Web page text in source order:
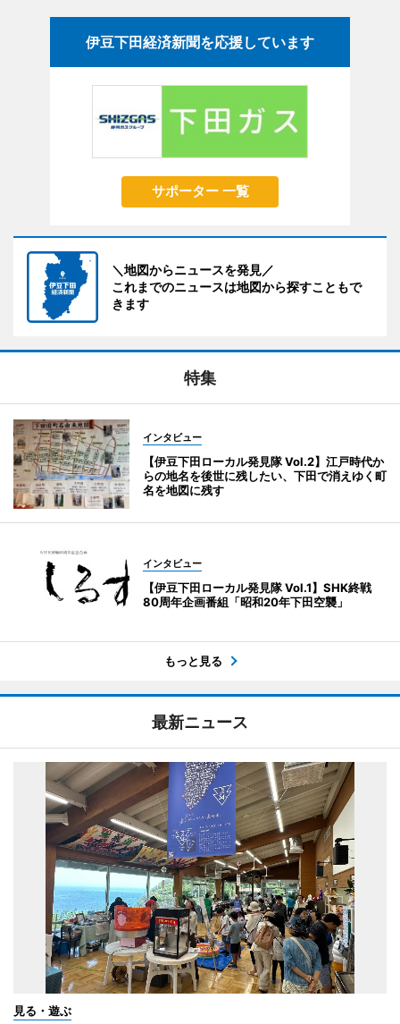
伊豆下田経済新聞を応援しています
サポーター 一覧
＼地図からニュースを発見／
これまでのニュースは地図から探すこともで
きます
特集
インタビュー
【伊豆下田ローカル発見隊 Vol.2】江戸時代か
らの地名を後世に残したい、下田で消えゆく町
名を地図に残す
インタビュー
【伊豆下田ローカル発見隊 Vol.1】SHK終戦
80周年企画番組「昭和20年下田空襲」
もっと見る
最新ニュース
見る・遊ぶ